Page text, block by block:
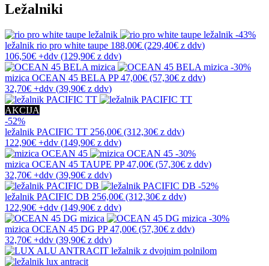
Ležalniki
-43%
ležalnik rio pro white taupe 188,00€ (229,40€ z ddv)
106,50€ +ddv (129,90€ z ddv)
-30%
mizica OCEAN 45 BELA PP 47,00€ (57,30€ z ddv)
32,70€ +ddv (39,90€ z ddv)
AKCIJA
-52%
ležalnik PACIFIC TT 256,00€ (312,30€ z ddv)
122,90€ +ddv (149,90€ z ddv)
-30%
mizica OCEAN 45 TAUPE PP 47,00€ (57,30€ z ddv)
32,70€ +ddv (39,90€ z ddv)
-52%
ležalnik PACIFIC DB 256,00€ (312,30€ z ddv)
122,90€ +ddv (149,90€ z ddv)
-30%
mizica OCEAN 45 DG PP 47,00€ (57,30€ z ddv)
32,70€ +ddv (39,90€ z ddv)